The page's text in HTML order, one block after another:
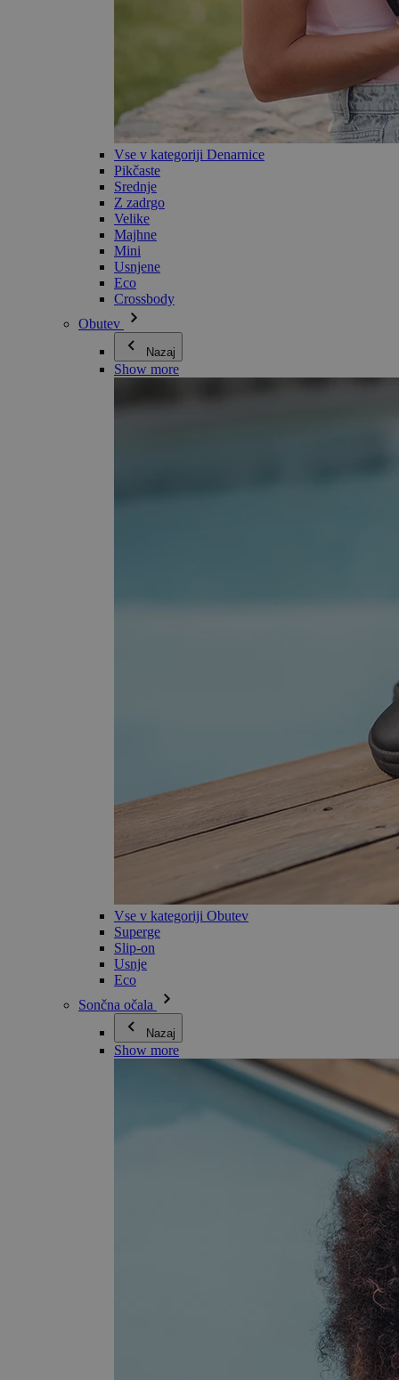
Vse v kategoriji Denarnice
Pikčaste
Srednje
Z zadrgo
Velike
Majhne
Mini
Usnjene
Eco
Crossbody
Obutev
Nazaj
Show more
Vse v kategoriji Obutev
Superge
Slip-on
Usnje
Eco
Sončna očala
Nazaj
Show more